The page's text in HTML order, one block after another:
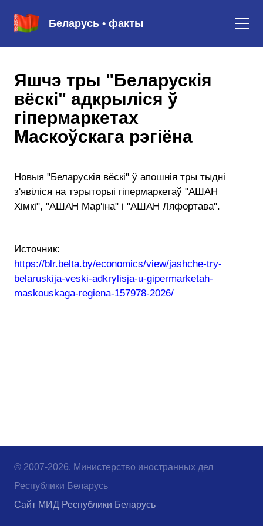
Беларусь • факты
Яшчэ тры "Беларускія
вёскі" адкрыліся ў
гіпермаркетах
Маскоўскага рэгіёна
Новыя "Беларускія вёскі" ў апошнія тры тыдні
з'явіліся на тэрыторыі гіпермаркетаў "АШАН
Хімкі", "АШАН Мар'іна" і "АШАН Ляфортава".
Источник:
https://blr.belta.by/economics/view/jashche-try-
belaruskija-veski-adkrylisja-u-gipermarketah-
maskouskaga-regiena-157978-2026/
© 2007-2026, Министерство иностранных дел
Республики Беларусь
Сайт МИД Республики Беларусь